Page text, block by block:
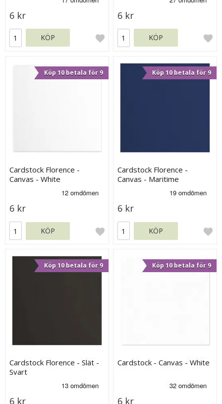
6 kr
KÖP
6 kr
KÖP
Köp 10 betala för 9
Cardstock Florence -
Canvas - White
6 kr
KÖP
Köp 10 betala för 9
Cardstock Florence -
Canvas - Maritime
6 kr
KÖP
Köp 10 betala för 9
Cardstock Florence - Slät -
Svart
6 kr
Köp 10 betala för 9
Cardstock - Canvas - White
6 kr